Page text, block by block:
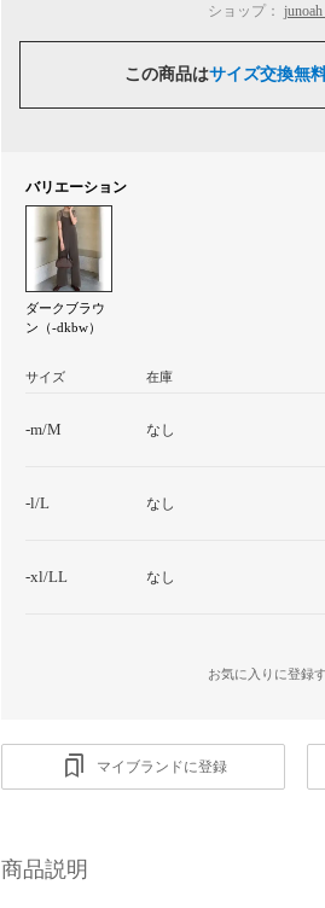
ショップ：
この商品はサイズ交換無
バリエーション
ダークブラウ
ン（-dkbw）
サイズ 在庫
-m/M なし
-l/L なし
-xl/LL なし
お気に入りに登録
マイブランドに登録
商品説明